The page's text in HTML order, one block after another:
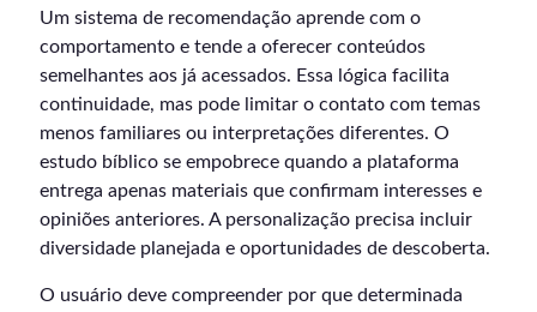
Um sistema de recomendação aprende com o
comportamento e tende a oferecer conteúdos
semelhantes aos já acessados. Essa lógica facilita
continuidade, mas pode limitar o contato com temas
menos familiares ou interpretações diferentes. O
estudo bíblico se empobrece quando a plataforma
entrega apenas materiais que confirmam interesses e
opiniões anteriores. A personalização precisa incluir
diversidade planejada e oportunidades de descoberta.
O usuário deve compreender por que determinada